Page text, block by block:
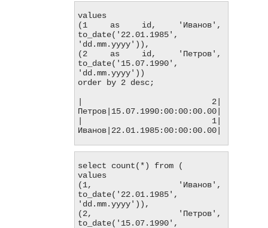
values
(1 as id, 'Иванов',
to_date('22.01.1985',
'dd.mm.yyyy')),
(2 as id, 'Петров',
to_date('15.07.1990',
'dd.mm.yyyy'))
order by 2 desc;
|          2|
Петров|15.07.1990:00:00:00.00|
|          1|
Иванов|22.01.1985:00:00:00.00|
select count(*) from (
values
(1, 'Иванов',
to_date('22.01.1985',
'dd.mm.yyyy')),
(2, 'Петров',
to_date('15.07.1990',